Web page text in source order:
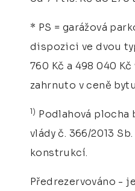
* PS = garážová
dispozici ve dvou
760 Kč a 498 040 Kč
zahrnuto v ceně
1) Podlahová plocha
vlády č. 366/2013
konstrukcí.
Předrezervováno -